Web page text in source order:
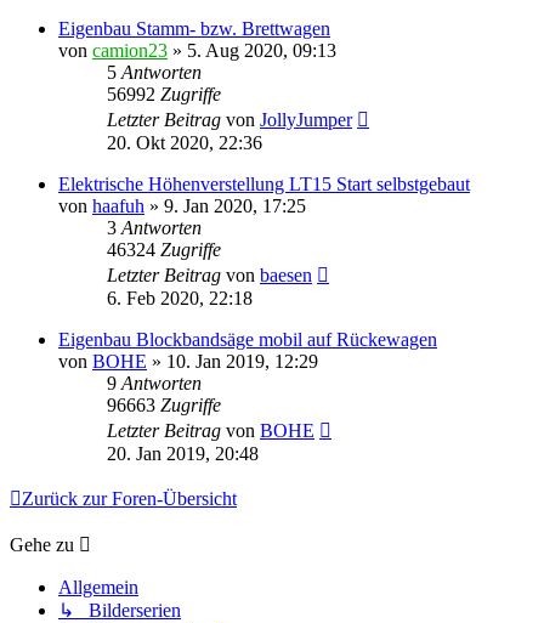
Eigenbau Stamm- bzw. Brettwagen
von camion23 » 5. Aug 2020, 09:13
5 Antworten
56992 Zugriffe
Letzter Beitrag von JollyJumper
20. Okt 2020, 22:36
Elektrische Höhenverstellung LT15 Start selbstgebaut
von haafuh » 9. Jan 2020, 17:25
3 Antworten
46324 Zugriffe
Letzter Beitrag von baesen
6. Feb 2020, 22:18
Eigenbau Blockbandsäge mobil auf Rückewagen
von BOHE » 10. Jan 2019, 12:29
9 Antworten
96663 Zugriffe
Letzter Beitrag von BOHE
20. Jan 2019, 20:48
Zurück zur Foren-Übersicht
Gehe zu
Allgemein
↳ Bilderserien